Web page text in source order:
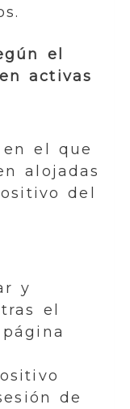
el
activas
el que
alojadas
del
y
el
de